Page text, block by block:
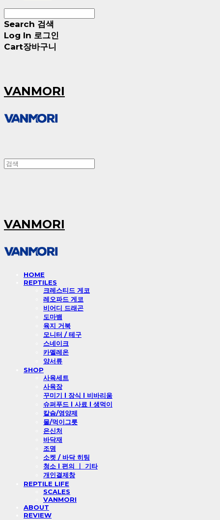
Search 검색
Log In 로그인
Cart장바구니
VANMORI
VANMORI
HOME
REPTILES
크레스티드 게코
레오파드 게코
비어디 드래곤
도마뱀
육지 거북
모니터 / 테구
스네이크
카멜레온
양서류
SHOP
사육세트
사육장
꾸미기 l 장식 l 비바리움
슈퍼푸드 l 사료 l 생먹이
칼슘/영양제
물/먹이그릇
은신처
바닥재
조명
소켓 / 바닥 히팅
청소 l 편의 ㅣ 기타
개인결제창
REPTILE LIFE
SCALES
VANMORI
ABOUT
REVIEW